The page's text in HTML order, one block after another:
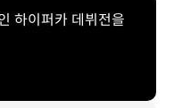
하이퍼카 데뷔전을